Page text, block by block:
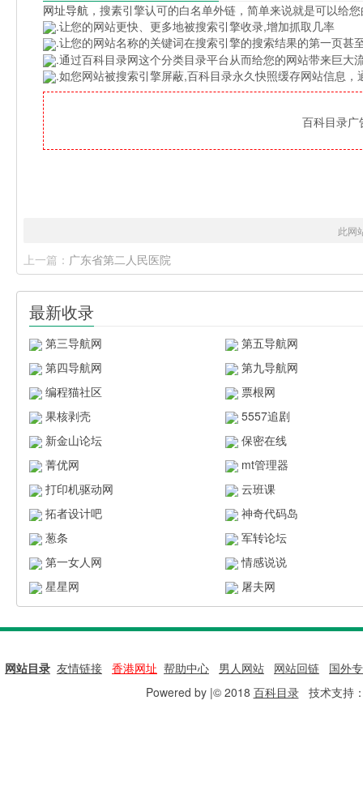
网址导航 ，搜素引擎认可的白名单外链，简单来说就是可以给
.让您的网站更快、更多地被搜索引擎收录,增加抓取几率
.让您的网站名称的关键词在搜索引擎的搜索结果的第一页甚
.通过百科目录网这个分类目录平台从而给您的网站带来巨大
.如您网站被搜索引擎屏蔽,百科目录永久快照缓存网站信息
百科目录
此网
上一篇： 广东省第二人民医院
最新收录
第三导航网
第五导航网
第四导航网
第九导航网
编程猫社区
票根网
果核剥壳
5557追剧
新金山论坛
保密在线
菁优网
mt管理器
打印机驱动网
云班课
拓者设计吧
神奇代码岛
葱条
军转论坛
第一女人网
情感说说
星星网
屠夫网
网站目录 友情链接 香港网址 帮助中心 男人网站 网站回链
国外
Powered by |© 2018 百科目录技术支持